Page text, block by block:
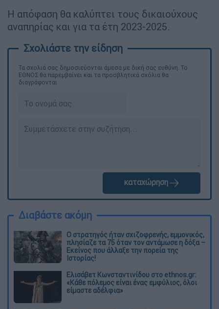
Η απόφαση θα καλύπτει τους δικαιούχους
αναπηρίας και για τα έτη 2023-2025.
Τα σχολιά σας δημοσιεύονται άμεσα με δική σας ευθύνη. Το
ΕΘΝΟΣ θα παρεμβαίνει και τα προσβλητικά σχόλια θα
διαγράφονται
καταχώρηση
Διαβάστε ακόμη
O στρατηγός ήταν σχιζοφρενής, εμμονικός,
πλησίαζε τα 75 όταν τον αντάμωσε η δόξα –
Εκείνος που άλλαξε την πορεία της
Ιστορίας!
Ελισάβετ Κωνσταντινίδου στο ethnos.gr:
«Κάθε πόλεμος είναι ένας εμφύλιος, όλοι
είμαστε αδέλφια»